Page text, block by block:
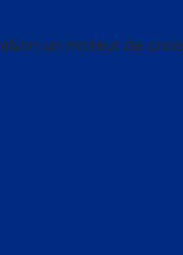
un moteur de